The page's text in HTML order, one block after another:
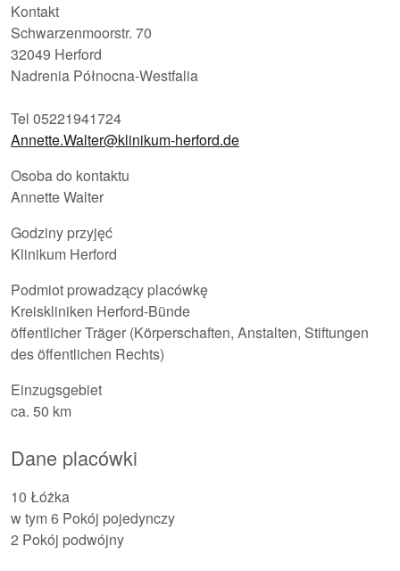
Kontakt
Schwarzenmoorstr. 70
32049 Herford
Nadrenia Północna-Westfalia
Tel 05221941724
Annette.Walter@klinikum-herford.de
Osoba do kontaktu
Annette Walter
Godziny przyjęć
Klinikum Herford
Podmiot prowadzący placówkę
Kreiskliniken Herford-Bünde
öffentlicher Träger (Körperschaften, Anstalten, Stiftungen
des öffentlichen Rechts)
Einzugsgebiet
ca. 50 km
Dane placówki
10 Łóżka
w tym 6 Pokój pojedynczy
2 Pokój podwójny